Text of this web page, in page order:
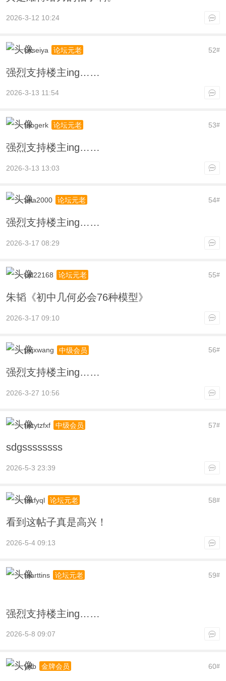
2026-3-12 10:24
52#
cnseiya 论坛元老
强烈支持楼主ing……
2026-3-13 11:54
53#
fringerk 论坛元老
强烈支持楼主ing……
2026-3-13 13:03
54#
aria2000 论坛元老
强烈支持楼主ing……
2026-3-17 08:29
55#
cdl22168 论坛元老
朱韬《初中几何必会76种模型》
2026-3-17 09:10
56#
pxjxwang 中级会员
强烈支持楼主ing……
2026-3-27 10:56
57#
rkltytzfxf 中级会员
sdgssssssss
2026-5-3 23:39
58#
mxfyql 论坛元老
看到这帖子真是高兴！
2026-5-4 09:13
59#
marttins 论坛元老
强烈支持楼主ing……
2026-5-8 09:07
60#
yrfb 金牌会员